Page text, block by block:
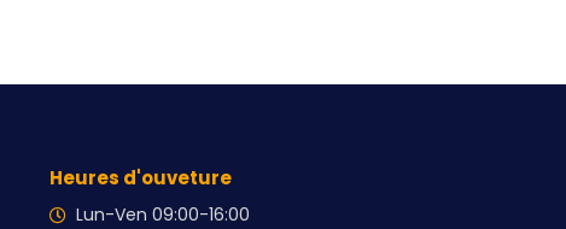
Heures d'ouveture
Lun-Ven 09:00-16:00